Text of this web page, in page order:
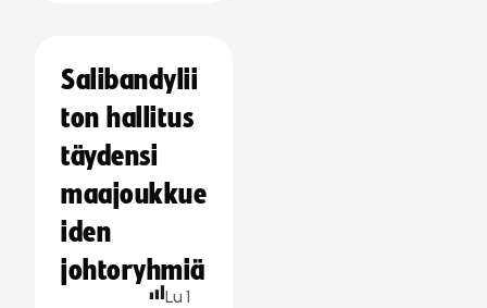
Salibandylii
ton hallitus
täydensi
maajoukkue
iden
johtoryhmiä
Lu 1